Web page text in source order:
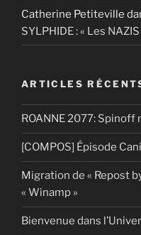
Catherine Petiteville
SYLPHIDE : « Les
ARTICLES
ROANNE 2077:
[COMPOS] Épisode
Migration de « Repost
« Winamp »
Bienvenue dans